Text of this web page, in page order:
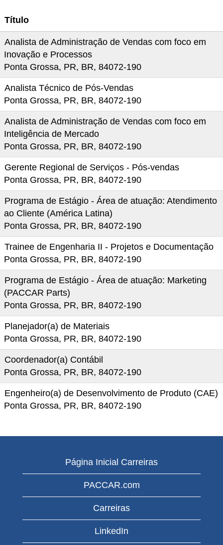
Título
Analista de Administração de Vendas com foco em
Inovação e Processos
Ponta Grossa, PR, BR, 84072-190
Analista Técnico de Pós-Vendas
Ponta Grossa, PR, BR, 84072-190
Analista de Administração de Vendas com foco em
Inteligência de Mercado
Ponta Grossa, PR, BR, 84072-190
Gerente Regional de Serviços - Pós-vendas
Ponta Grossa, PR, BR, 84072-190
Programa de Estágio - Área de atuação: Atendimento
ao Cliente (América Latina)
Ponta Grossa, PR, BR, 84072-190
Trainee de Engenharia II - Projetos e Documentação
Ponta Grossa, PR, BR, 84072-190
Programa de Estágio - Área de atuação: Marketing
(PACCAR Parts)
Ponta Grossa, PR, BR, 84072-190
Planejador(a) de Materiais
Ponta Grossa, PR, BR, 84072-190
Coordenador(a) Contábil
Ponta Grossa, PR, BR, 84072-190
Engenheiro(a) de Desenvolvimento de Produto (CAE)
Ponta Grossa, PR, BR, 84072-190
Página Inicial Carreiras
PACCAR.com
Carreiras
LinkedIn